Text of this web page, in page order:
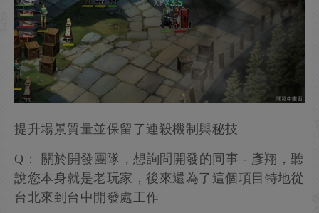
提升場景質量並保留了連殺機制與秘技
Q： 關於開發團隊，想詢問開發的同事 - 彥翔，聽
說您本身就是老玩家，後來還為了這個項目特地從
台北來到台中開發處工作